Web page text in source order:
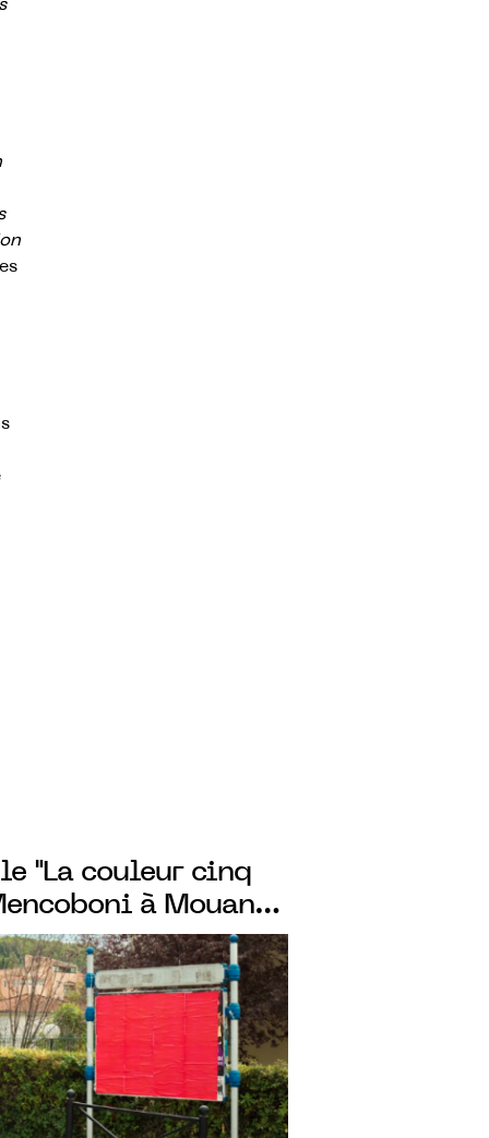
"La couleur cinq
à Mouans-
4 avril 2023